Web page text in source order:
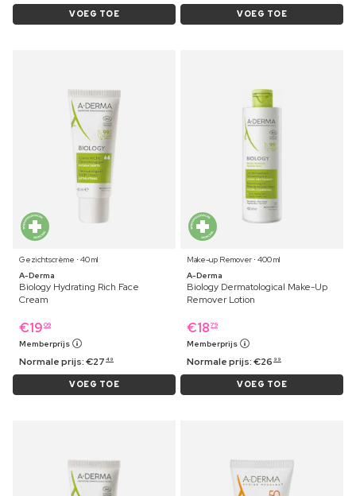
VOEG TOE VOEG TOE
Gezichtscrème ⋅ 40 ml
A-Derma
Biology Hydrating Rich Face
Cream
€19 09
Memberprijs
Normale prijs:€27 49
VOEG TOE
Make-up Remover ⋅ 400 ml
A-Derma
Biology Dermatological Make-Up
Remover Lotion
€18 79
Memberprijs
Normale prijs:€26 99
VOEG TOE